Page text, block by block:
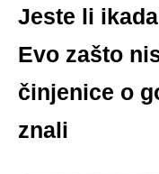
Jeste li
Evo zašto
činjenice o
znali